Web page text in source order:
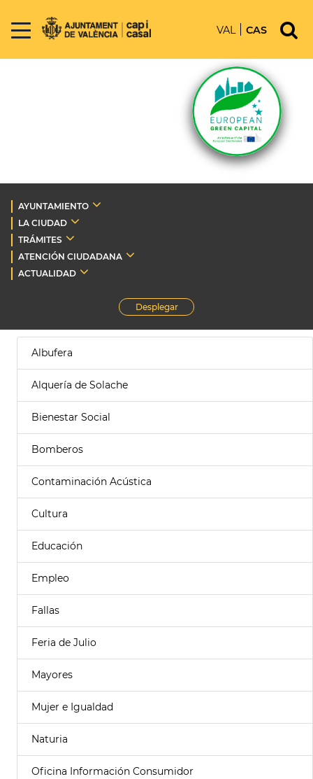
VAL CAS
AYUNTAMIENTO
LA CIUDAD
TRÁMITES
ATENCIÓN CIUDADANA
ACTUALIDAD
Desplegar
Albufera
Alquería de Solache
Bienestar Social
Bomberos
Contaminación Acústica
Cultura
Educación
Empleo
Fallas
Feria de Julio
Mayores
Mujer e Igualdad
Naturia
Oficina Información Consumidor